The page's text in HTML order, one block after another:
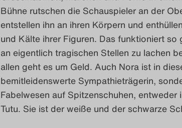
Bühne rutschen die Schauspieler an der
entstellen ihn an ihren Körpern und
und Kälte ihrer Figuren. Das funktioniert
an eigentlich tragischen Stellen zu lachen
allen geht es um Geld. Auch Nora ist in
bemitleidenswerte Sympathieträgerin,
Fabelwesen auf Spitzenschuhen, entweder
Tutu. Sie ist der weiße und der schwarze